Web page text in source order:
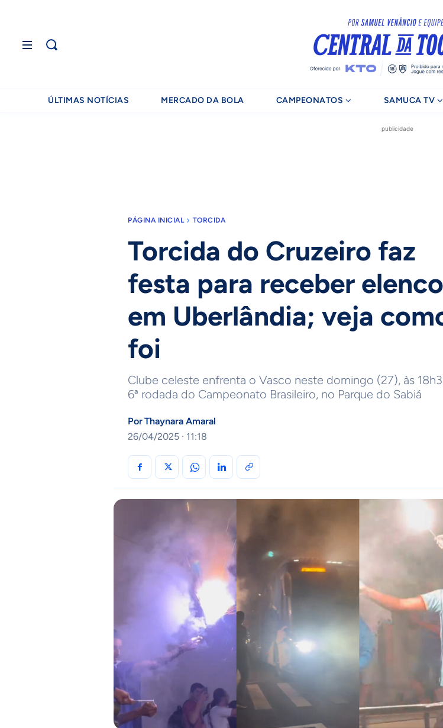
ÚLTIMAS NOTÍCIAS MERCADO DA BOLA CAMPEONATOS SAMUCA TV
publicidade
PÁGINA INICIAL TORCIDA
Torcida do Cruzeiro faz
festa para receber elenco
em Uberlândia; veja
foi
Clube celeste enfrenta o Vasco neste domingo (27), às
6ª rodada do Campeonato Brasileiro, no Parque do Sabiá
PorThaynara Amaral
26/04/2025 · 11:18